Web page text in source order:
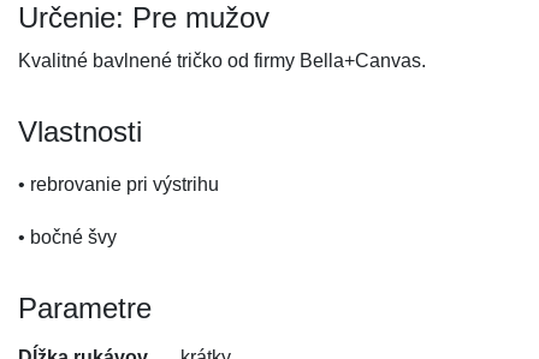
Určenie: Pre mužov
Kvalitné bavlnené tričko od firmy Bella+Canvas.
Vlastnosti
• rebrovanie pri výstrihu
• bočné švy
Parametre